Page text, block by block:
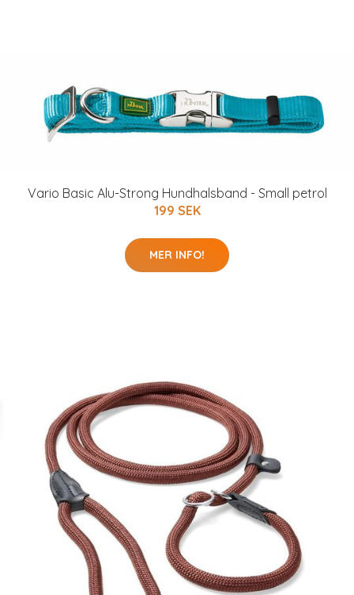
Vario Basic Alu-Strong Hundhalsband - Small petrol
199 SEK
MER INFO!